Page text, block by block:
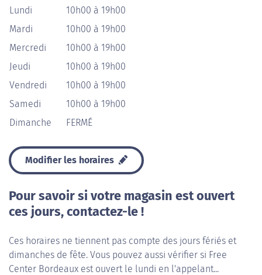
Lundi
10h00 à 19h00
Mardi
10h00 à 19h00
Mercredi
10h00 à 19h00
Jeudi
10h00 à 19h00
Vendredi
10h00 à 19h00
Samedi
10h00 à 19h00
Dimanche
FERMÉ
Modifier les horaires
Pour savoir si votre magasin est ouvert
ces jours, contactez-le !
Ces horaires ne tiennent pas compte des jours fériés et
dimanches de fête. Vous pouvez aussi vérifier si Free
Center Bordeaux est ouvert le lundi en l'appelant...